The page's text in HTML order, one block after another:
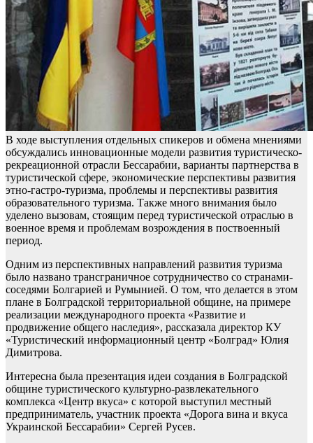
В ходе выступления отдельных спикеров и обмена мнениями
обсуждались инновационные модели развития туристическо-
рекреационной отрасли Бессарабии, варианты партнерства в
туристической сфере, экономические перспективы развития
этно-гастро-туризма, проблемы и перспективы развития
образовательного туризма. Также много внимания было
уделено вызовам, стоящим перед туристической отраслью в
военное время и проблемам возрождения в поствоенный
период.
Одним из перспективных направлений развития туризма
было названо трансграничное сотрудничество со странами-
соседями Болгарией и Румынией. О том, что делается в этом
плане в Болградской территориальной общине, на примере
реализации международного проекта «Развитие и
продвижение общего наследия», рассказала директор КУ
«Туристический информационный центр «Болград» Юлия
Димитрова.
Интересна была презентация идеи создания в Болградской
общине туристического культурно-развлекательного
комплекса «Центр вкуса» с которой выступил местный
предприниматель, участник проекта «Дорога вина и вкуса
Украинской Бессарабии» Сергей Русев.